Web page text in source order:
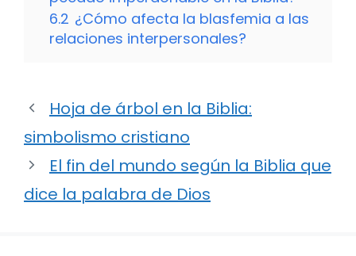
6.2 ¿Cómo afecta la blasfemia a las
relaciones interpersonales?
Hoja de árbol en la Biblia:
simbolismo cristiano
El fin del mundo según la Biblia que
dice la palabra de Dios